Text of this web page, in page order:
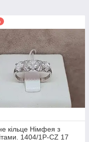
кільце Німфея з
1404/1Р-CZ 17